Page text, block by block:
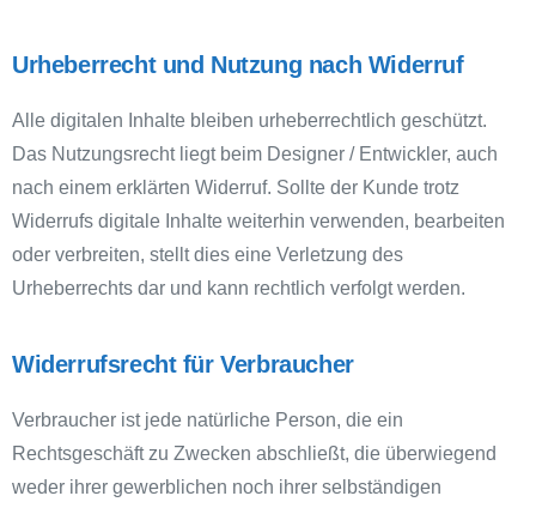
Urheberrecht und Nutzung nach Widerruf
Alle digitalen Inhalte bleiben urheberrechtlich geschützt.
Das Nutzungsrecht liegt beim Designer / Entwickler, auch
nach einem erklärten Widerruf. Sollte der Kunde trotz
Widerrufs digitale Inhalte weiterhin verwenden, bearbeiten
oder verbreiten, stellt dies eine Verletzung des
Urheberrechts dar und kann rechtlich verfolgt werden.
Widerrufsrecht für Verbraucher
Verbraucher ist jede natürliche Person, die ein
Rechtsgeschäft zu Zwecken abschließt, die überwiegend
weder ihrer gewerblichen noch ihrer selbständigen